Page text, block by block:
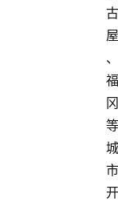
古
屋
、
福
冈
等
城
市
开